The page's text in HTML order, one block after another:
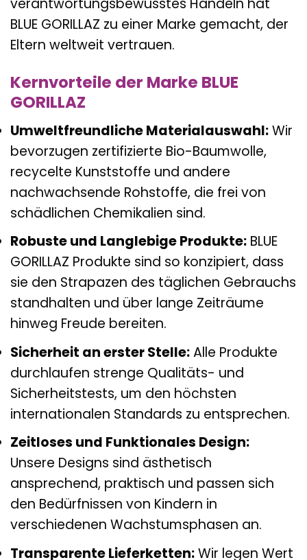
verantwortungsbewusstes Handeln hat
BLUE GORILLAZ zu einer Marke gemacht, der
Eltern weltweit vertrauen.
Kernvorteile der Marke BLUE
GORILLAZ
Umweltfreundliche Materialauswahl:Wir
bevorzugen zertifizierte Bio-Baumwolle,
recycelte Kunststoffe und andere
nachwachsende Rohstoffe, die frei von
schädlichen Chemikalien sind.
Robuste und Langlebige Produkte: BLUE
GORILLAZ Produkte sind so konzipiert, dass
sie den Strapazen des täglichen Gebrauchs
standhalten und über lange Zeiträume
hinweg Freude bereiten.
Sicherheit an erster Stelle:Alle Produkte
durchlaufen strenge Qualitäts- und
Sicherheitstests, um den höchsten
internationalen Standards zu entsprechen.
Zeitloses und Funktionales Design:
Unsere Designs sind ästhetisch
ansprechend, praktisch und passen sich
den Bedürfnissen von Kindern in
verschiedenen Wachstumsphasen an.
Transparente Lieferketten:Wir legen Wert